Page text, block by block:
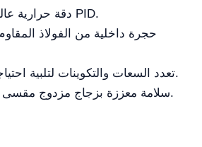
دقة حرارية عالية بفضل تحكم PID.
حجرة داخلية من الفولاذ
تعدد السعات والتكوينات لتلبية احتياجات المستخدم.
سلامة معززة بزجاج مزدوج مقسى مقاوم للانفجار.